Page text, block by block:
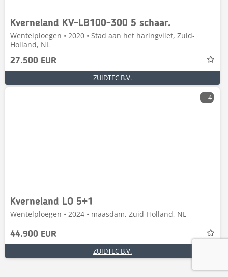
Kverneland KV-LB100-300 5 schaar.
Wentelploegen • 2020 • Stad aan het haringvliet, Zuid-
Holland, NL
27.500 EUR
ZUIDTEC B.V.
4
Kverneland LO 5+1
Wentelploegen • 2024 • maasdam, Zuid-Holland, NL
44.900 EUR
ZUIDTEC B.V.